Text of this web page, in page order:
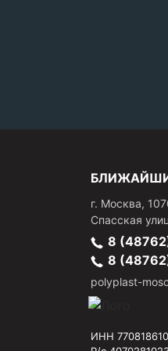
г. Москва,
Спасская
8
8
polyplast-
ИНН